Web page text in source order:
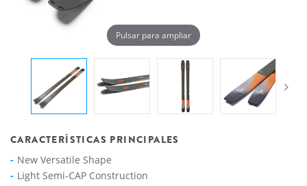
Pulsar para ampliar
CARACTERÍSTICAS PRINCIPALES
New Versatile Shape
Light Semi-CAP Construction